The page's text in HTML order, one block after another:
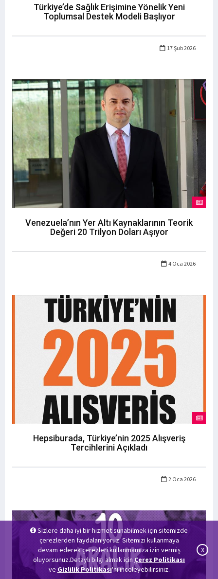
Türkiye’de Sağlık Erişimine Yönelik Yeni
Toplumsal Destek Modeli Başlıyor
17 Şub 2026
Venezuela’nın Yer Altı Kaynaklarının Teorik
Değeri 20 Trilyon Doları Aşıyor
4 Oca 2026
Hepsiburada, Türkiye’nin 2025 Alışveriş
Tercihlerini Açıkladı
2 Oca 2026
Sizlere daha iyi bir hizmet sunabilmek için sitemizde
çerezlerden faydalanıyoruz. Sitemizi kullanmaya
devam ederek çerezleri kullanmamıza izin vermiş
oluyorsunuz.Detaylı bilgi almak için Çerez Politikası
ve Gizlilik Politikası'nı inceleyebilirsiniz.
X